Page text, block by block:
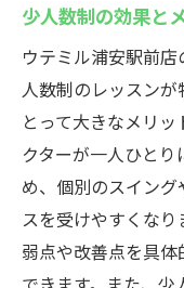
前店のインド
技術向上
初心者に
仲間と切
実践で使
練習以外
技術と人
初心者が安心
少人数制の効果と
ウテミル浦安駅前
人数制のレッスン
とって大きなメリ
クターが一人ひと
め、個別のスイン
スを受けやすくな
弱点や改善点を具